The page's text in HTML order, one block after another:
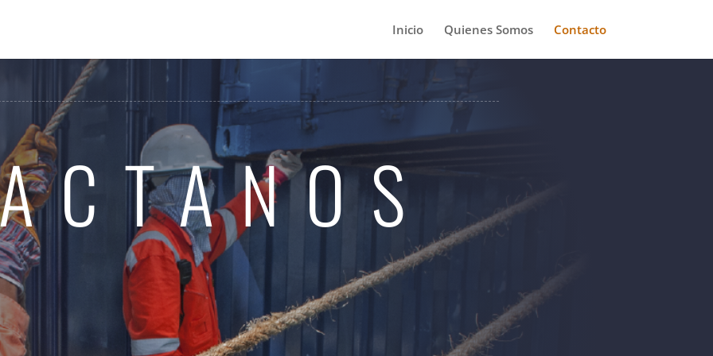
Inicio Quienes Somos Contacto